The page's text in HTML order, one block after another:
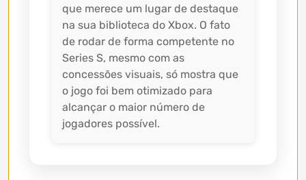
que merece um lugar de destaque
na sua biblioteca do Xbox. O fato
de rodar de forma competente no
Series S, mesmo com as
concessões visuais, só mostra que
o jogo foi bem otimizado para
alcançar o maior número de
jogadores possível.